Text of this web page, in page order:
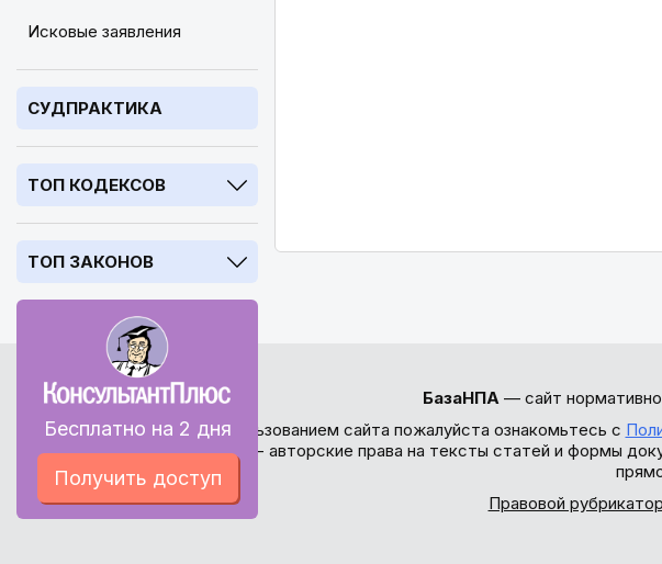
Исковые заявления
СУДПРАКТИКА
ТОП КОДЕКСОВ
ТОП ЗАКОНОВ
Бесплатно на 2 дня
Получить доступ
БазаНПА— сайт
Перед использованием сайта пожалуйста ознакомьтесь с
внимание - авторские права на тексты статей и формы
Правовой рубрикатор